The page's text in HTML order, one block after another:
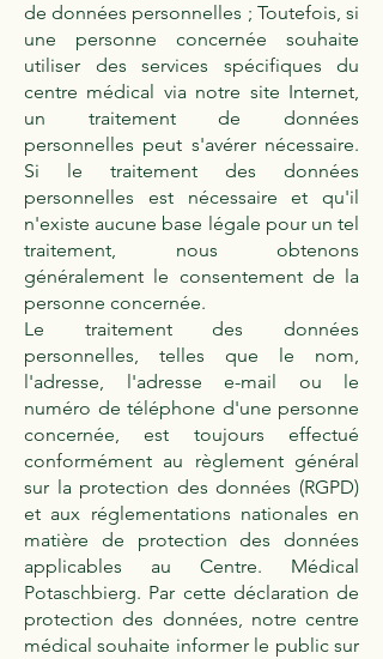
de données personnelles ; Toutefois, si
une personne concernée souhaite
utiliser des services spécifiques du
centre médical via notre site Internet,
un traitement de données
personnelles peut s'avérer nécessaire.
Si le traitement des données
personnelles est nécessaire et qu'il
n'existe aucune base légale pour un tel
traitement, nous obtenons
généralement le consentement de la
personne concernée.
Le traitement des données
personnelles, telles que le nom,
l'adresse, l'adresse e-mail ou le
numéro de téléphone d'une personne
concernée, est toujours effectué
conformément au règlement général
sur la protection des données (RGPD)
et aux réglementations nationales en
matière de protection des données
applicables au Centre. Médical
Potaschbierg. Par cette déclaration de
protection des données, notre centre
médical souhaite informer le public sur